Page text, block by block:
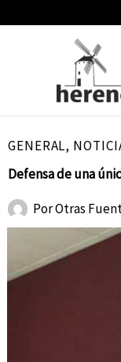
GENERAL,
Defensa de una
PorOtras